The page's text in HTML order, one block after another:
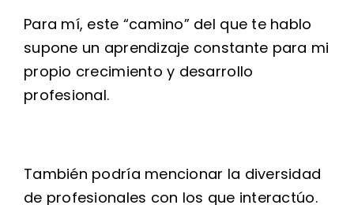
Para mí, este “camino” del que te hablo
supone un aprendizaje constante para mi
propio crecimiento y desarrollo
profesional.
También podría mencionar la diversidad
de profesionales con los que interactúo.